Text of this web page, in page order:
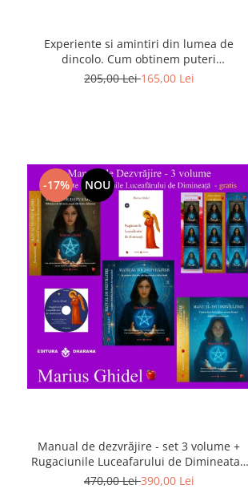
Experiente si amintiri din lumea de
dincolo. Cum obtinem puteri
extrasenzoriale - cu exercitii
205,00 Lei165,00 Lei
-17% NOU
Manual de dezvrăjire - set 3 volume +
Rugaciunile Luceafarului de Dimineata -
Gratuit)
470,00 Lei390,00 Lei